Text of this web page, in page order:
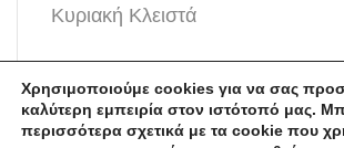
Κυριακή Κλειστά
Χρησιμοποιούμε cookies για να σας
καλύτερη εμπειρία στον ιστότοπό μας.
περισσότερα σχετικά με τα cookie που